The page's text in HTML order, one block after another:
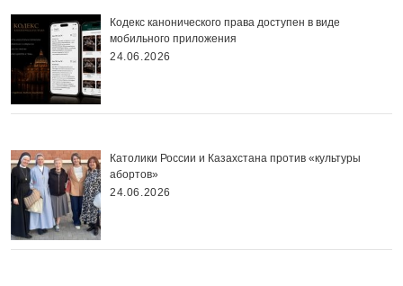
Кодекс канонического права доступен в виде
мобильного приложения
24.06.2026
Католики России и Казахстана против «культуры
абортов»
24.06.2026